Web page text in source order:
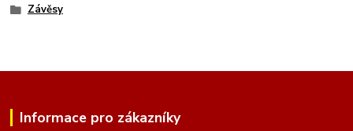
Závěsy
Informace pro zákazníky